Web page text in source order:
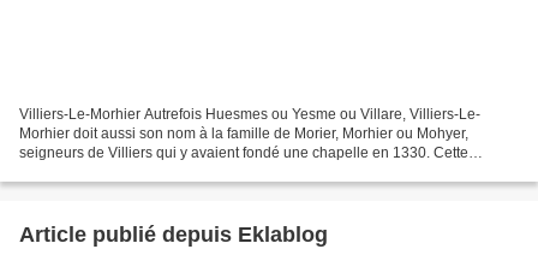
Villiers-Le-Morhier Autrefois Huesmes ou Yesme ou Villare, Villiers-Le-
Morhier doit aussi son nom à la famille de Morier, Morhier ou Mohyer,
seigneurs de Villiers qui y avaient fondé une chapelle en 1330. Cette
Article publié depuis Eklablog